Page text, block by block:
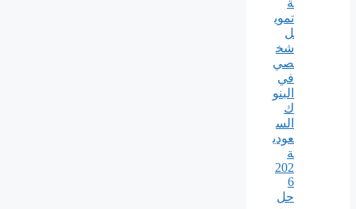
تموي
ل
شخ
صي
في
البنو
ك
الس
عودي
ة
202
6
حل